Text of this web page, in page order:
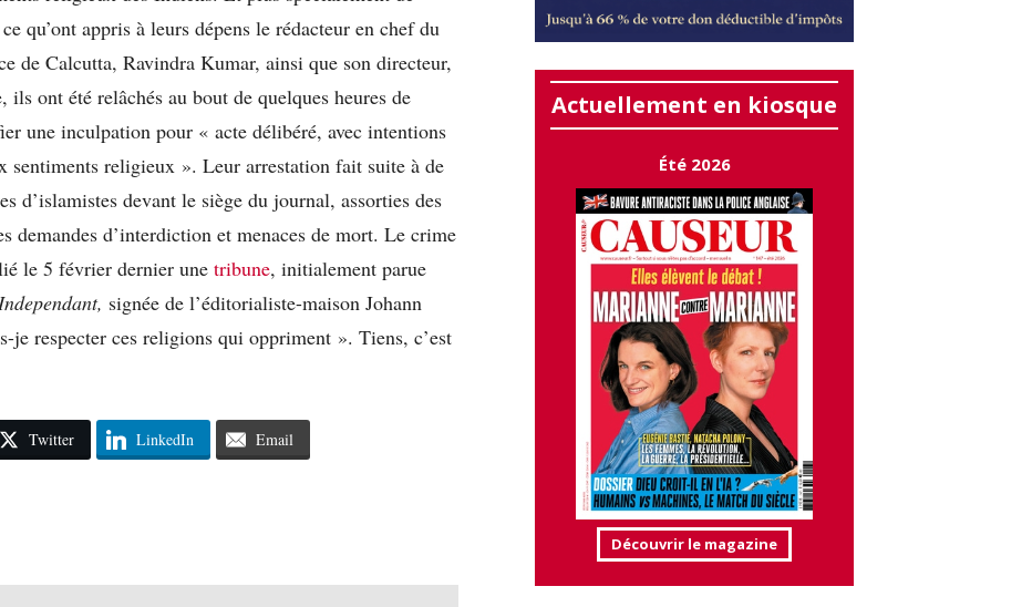
qu’ont appris à leurs dépens le rédacteur en chef du
de Calcutta, Ravindra Kumar, ainsi que son directeur,
ont été relâchés au bout de quelques heures de
une inculpation pour « acte délibéré, avec intentions
sentiments religieux ». Leur arrestation fait suite à de
d’islamistes devant le siège du journal, assorties des
demandes d’interdiction et menaces de mort. Le crime
le 5 février dernier une tribune, initialement parue
signée de l’éditorialiste-maison Johann
respecter ces religions qui oppriment ». Tiens, c’est
Twitter LinkedIn Email
Actuellement en kiosque
Été 2026
Découvrir le magazine